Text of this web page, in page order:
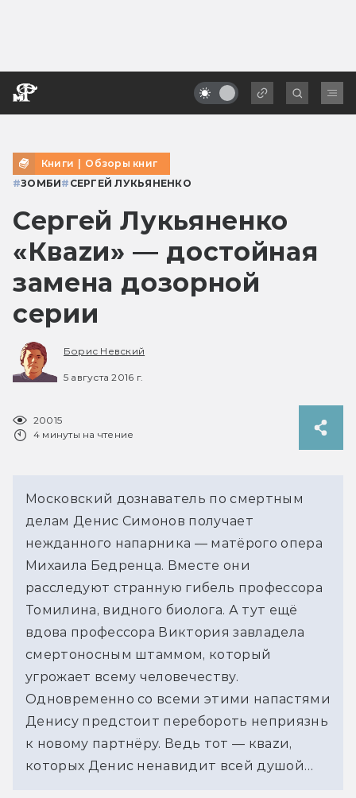
Книги | Обзоры книг
#ЗОМБИ# СЕРГЕЙ ЛУКЬЯНЕНКО
Сергей Лукьяненко
«Кваzи» — достойная
замена дозорной
серии
Борис Невский
5 августа 2016 г.
20015
4 минуты на чтение
Московский дознаватель по смертным
делам Денис Симонов получает
нежданного напарника — матёрого опера
Михаила Бедренца. Вместе они
расследуют странную гибель профессора
Томилина, видного биолога. А тут ещё
вдова профессора Виктория завладела
смертоносным штаммом, который
угрожает всему человечеству.
Одновременно со всеми этими напастями
Денису предстоит перебороть неприязнь
к новому партнёру. Ведь тот — кваzи,
которых Денис ненавидит всей душой…